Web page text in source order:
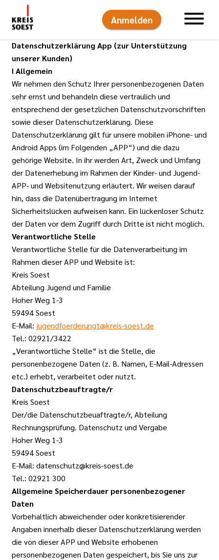
Anmelden
Datenschutzerklärung App (zur Unterstützung
unserer Kunden)
I Allgemein
Wir nehmen den Schutz Ihrer personenbezogenen Daten
sehr ernst und behandeln diese vertraulich und
entsprechend der gesetzlichen Datenschutzvorschriften
sowie dieser Datenschutzerklärung. Diese
Datenschutzerklärung gilt für unsere mobilen iPhone- und
Android Apps (im Folgenden „APP“) und die dazu
gehörige Website. In ihr werden Art, Zweck und Umfang
der Datenerhebung im Rahmen der Kinder- und Jugend-
APP- und Websitenutzung erläutert. Wir weisen darauf
hin, dass die Datenübertragung im Internet
Sicherheitslücken aufweisen kann. Ein lückenloser Schutz
der Daten vor dem Zugriff durch Dritte ist nicht möglich.
Verantwortliche Stelle
Verantwortliche Stelle für die Datenverarbeitung im
Rahmen dieser APP und Website ist:
Kreis Soest
Abteilung Jugend und Familie
Hoher Weg 1-3
59494 Soest
E-Mail: jugendfoerderungt@kreis-soest.de
Tel.: 02921/3422
„Verantwortliche Stelle“ ist die Stelle, die
personenbezogene Daten (z. B. Namen, E-Mail-Adressen
etc.) erhebt, verarbeitet oder nutzt.
Datenschutzbeauftragte/r
Kreis Soest
Der/die Datenschutzbeuaftragte/r, Abteilung
Rechnungsprüfung. Datenschutz und Vergabe
Hoher Weg 1-3
59494 Soest
E-Mail: datenschutz@kreis-soest.de
Tel.: 02921 300
Allgemeine Speicherdauer personenbezogener
Daten
Vorbehaltlich abweichender oder konkretisierender
Angaben innerhalb dieser Datenschutzerklärung werden
die von dieser APP und Website erhobenen
personenbezogenen Daten gespeichert, bis Sie uns zur